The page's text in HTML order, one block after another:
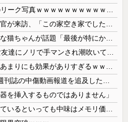
を挿入するものではありません」